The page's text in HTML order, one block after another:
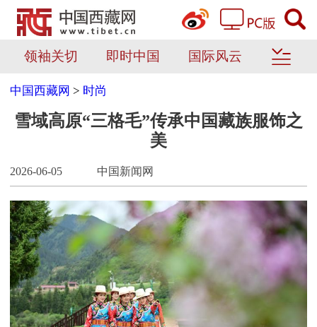
领袖关切 即时中国 国际风云
中国西藏网 > 时尚
雪域高原“三格毛”传承中国藏族服饰之
美
2026-06-05 中国新闻网